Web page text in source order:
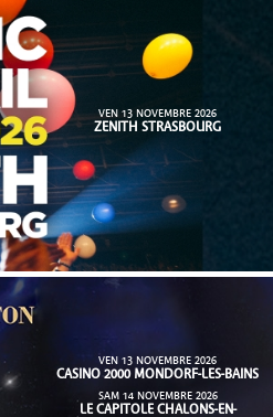
VEN 13 NOVEMBRE 2026
ZENITH STRASBOURG
VEN 13 NOVEMBRE 2026
CASINO 2000 MONDORF-LES-BAINS
SAM 14 NOVEMBRE 2026
LE CAPITOLE CHALONS-EN-